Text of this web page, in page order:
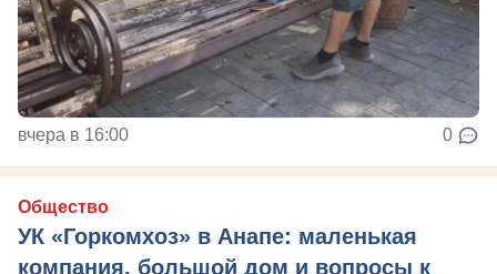
вчера в 16:00 0
Общество
УК «Горкомхоз» в Анапе: маленькая
компания, большой дом и вопросы к